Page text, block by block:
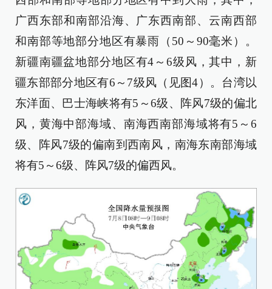
广西东部和南部沿海、广东西南部、云南西部
和南部等地部分地区有暴雨（50～90毫米）。
新疆南疆盆地部分地区有4～6级风，其中，新
疆东部部分地区有6～7级风（见图4）。台湾以
东洋面、巴士海峡将有5～6级、阵风7级的偏北
风，黄海中部海域、南海西南部海域将有5～6
级、阵风7级的偏南到西南风，南海东南部海域
将有5～6级、阵风7级的偏西风。